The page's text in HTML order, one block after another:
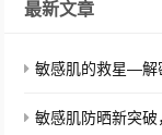
最新文章
敏感肌的救星—解
敏感肌防晒新突